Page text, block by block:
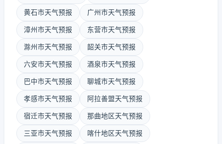
黄石市天气预报 广州市天气预报
漳州市天气预报 东营市天气预报
滁州市天气预报 韶关市天气预报
六安市天气预报 酒泉市天气预报
巴中市天气预报 聊城市天气预报
孝感市天气预报 阿拉善盟天气预报
宿迁市天气预报 那曲地区天气预报
三亚市天气预报 喀什地区天气预报